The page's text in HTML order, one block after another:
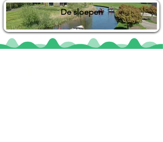
De sloepen